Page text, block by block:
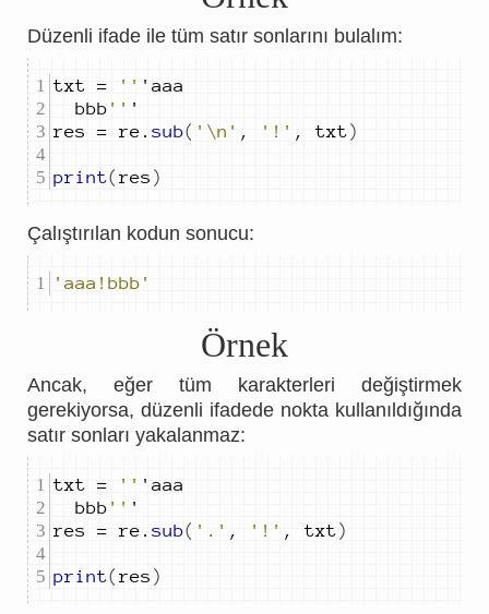
Düzenli ifade ile tüm satır sonlarını bulalım:
txt = ''
	bbb
''
res = re . sub( '\n' , '!' , txt)
print( res )
Çalıştırılan kodun sonucu:
'aaa!bbb'
Örnek
Ancak, eğer tüm karakterleri değiştirmek
gerekiyorsa, düzenli ifadede nokta kullanıldığında
satır sonları yakalanmaz:
txt = ''
	bbb
''
res = re . sub( '.' , '!' , txt)
print( res )